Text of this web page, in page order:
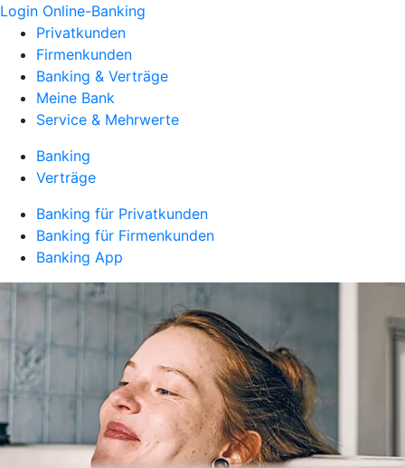
Login Online-Banking
Privatkunden
Firmenkunden
Banking & Verträge
Meine Bank
Service & Mehrwerte
Banking
Verträge
Banking für Privatkunden
Banking für Firmenkunden
Banking App